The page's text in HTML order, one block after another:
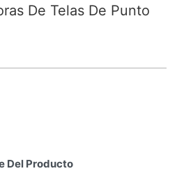
De Telas De Punto
Del Producto